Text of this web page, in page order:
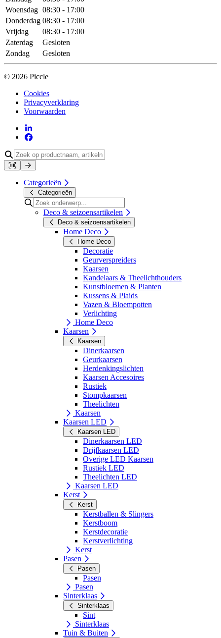
Woensdag 08:30 - 17:00
Donderdag 08:30 - 17:00
Vrijdag
08:30 - 17:00
Zaterdag
Gesloten
Zondag
Gesloten
© 2026 Piccle
Cookies
Privacyverklaring
Voorwaarden
Categorieën
Categorieën
Deco & seizoensartikelen
Deco & seizoensartikelen
Home Deco
Home Deco
Decoratie
Geurverspreiders
Kaarsen
Kandelaars & Theelichthouders
Kunstbloemen & Planten
Kussens & Plaids
Vazen & Bloempotten
Verlichting
Home Deco
Kaarsen
Kaarsen
Dinerkaarsen
Geurkaarsen
Herdenkingslichten
Kaarsen Accesoires
Rustiek
Stompkaarsen
Theelichten
Kaarsen
Kaarsen LED
Kaarsen LED
Dinerkaarsen LED
Drijfkaarsen LED
Overige LED Kaarsen
Rustiek LED
Theelichten LED
Kaarsen LED
Kerst
Kerst
Kerstballen & Slingers
Kerstboom
Kerstdecoratie
Kerstverlichting
Kerst
Pasen
Pasen
Pasen
Pasen
Sinterklaas
Sinterklaas
Sint
Sinterklaas
Tuin & Buiten